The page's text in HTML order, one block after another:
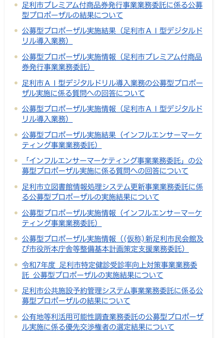
足利市プレミアム付商品券発行事業業務委託に係る公募
型プロポーザルの結果について
公募型プロポーザル実施結果（足利市ＡＩ型デジタルド
リル導入業務）
公募型プロポーザル実施情報（足利市プレミアム付商品
券発行事業業務委託）
足利市ＡＩ型デジタルドリル導入業務の公募型プロポー
ザル実施に係る質問への回答について
公募型プロポーザル実施情報（足利市ＡＩ型デジタルド
リル導入業務）
公募型プロポーザル実施結果（インフルエンサーマーケ
ティング事業業務委託）
「インフルエンサーマーケティング事業業務委託」の公
募型プロポーザル実施に係る質問への回答について
足利市立図書館情報処理システム更新事業業務委託に係
る公募型プロポーザルの実施結果について
公募型プロポーザル実施情報（インフルエンサーマーケ
ティング事業業務委託）
公募型プロポーザル実施情報（(仮称)新足利市民会館及
び市役所本庁舎等整備基本計画策定支援業務委託）
令和7年度 足利市特定健診受診率向上対策事業業務委
託 公募型プロポーザルの実施結果について
足利市公共施設予約管理システム事業業務委託に係る公
募型プロポーザルの結果について
公有地等利活用可能性調査業務委託の公募型プロポーザ
ル実施に係る優先交渉権者の選定結果について